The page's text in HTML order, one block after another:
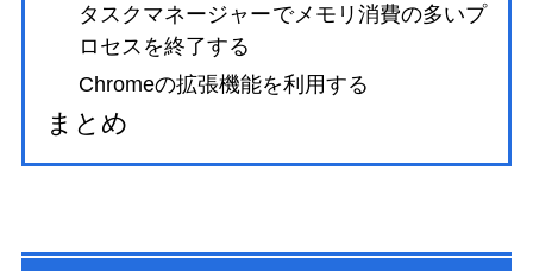
タスクマネージャーでメモリ消費の多いプ
ロセスを終了する
Chromeの拡張機能を利用する
まとめ